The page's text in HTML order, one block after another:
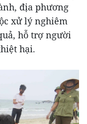
địa phương
xử lý nghiêm
hỗ trợ người
hại.